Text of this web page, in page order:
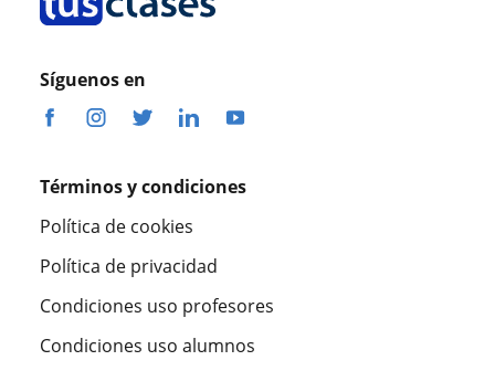
Síguenos en
Términos y condiciones
Política de cookies
Política de privacidad
Condiciones uso profesores
Condiciones uso alumnos